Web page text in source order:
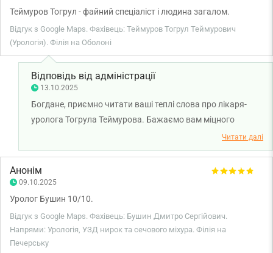
Теймуров Тогрул - файний спеціаліст і людина загалом.
Відгук з Google Maps. Фахівець: Теймуров Тогрул Теймурович
(Урологія). Філія на Оболоні
Відповідь від адміністрації
13.10.2025
Богдане, приємно читати ваші теплі слова про лікаря-
уролога Тогрула Теймурова. Бажаємо вам міцного
Читати далі
Анонім
09.10.2025
Уролог Бушин 10/10.
Відгук з Google Maps. Фахівець: Бушин Дмитро Сергійович.
Напрями: Урологія, УЗД нирок та сечового міхура. Філія на
Печерську